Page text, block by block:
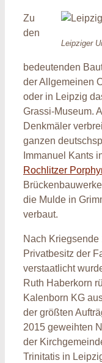
Leipziger
Zu
den
bedeutenden
der Allgemeinen
oder in Leipzig
Grassi-Museum.
Denkmäler
ganzen
Immanuel Kants
Rochlitzer
die Mulde in
verbaut.
Nach
Privatbesitz der
verstaatlicht
Ruth Haberkorn
Kalenborn KG
der größten
2015 geweihten
der
Trinitatis in